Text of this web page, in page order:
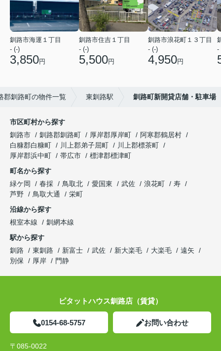
釧路市海運１丁目
- (-)
3,850円
釧路市住吉１丁目
- (-)
5,500円
釧路市浪花町１３丁目
- (-)
4,950円
-
郡釧路町の物件一覧 東釧路駅 釧路町新開貸店舗・駐車場
市区町村から探す
釧路市
釧路郡釧路町 厚岸郡厚岸町
阿寒郡鶴居村
白糠郡白糠町
川上郡弟子屈町
川上郡標茶町
厚岸郡浜中町
帯広市
標津郡標津町
町名から探す
緑ケ岡
春採 鳥取北 愛国東 武佐 浪花町
寿
芦野
鳥取大通
栄町
沿線から探す
根室本線
釧網本線
駅から探す
釧路
東釧路 新富士 武佐 新大楽毛 大楽毛
遠矢
別保
厚岸 門静
ピタットハウス釧路店（賃貸）
0154-68-5757 お問い合わせ
〒085-0022